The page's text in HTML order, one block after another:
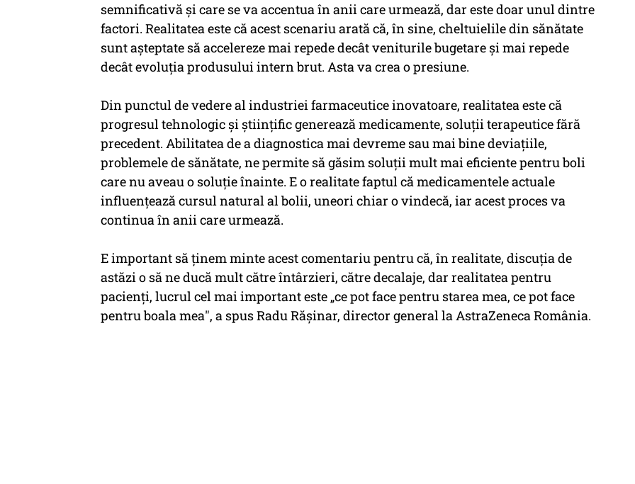
semnificativă și care se va accentua în anii care urmează, dar este doar unul dintre
factori. Realitatea este că acest scenariu arată că, în sine, cheltuielile din sănătate
sunt așteptate să accelereze mai repede decât veniturile bugetare și mai repede
decât evoluția produsului intern brut. Asta va crea o presiune.
Din punctul de vedere al industriei farmaceutice inovatoare, realitatea este că
progresul tehnologic și științific generează medicamente, soluții terapeutice fără
precedent. Abilitatea de a diagnostica mai devreme sau mai bine deviațiile,
problemele de sănătate, ne permite să găsim soluții mult mai eficiente pentru boli
care nu aveau o soluție înainte. E o realitate faptul că medicamentele actuale
influențează cursul natural al bolii, uneori chiar o vindecă, iar acest proces va
continua în anii care urmează.
E important să ținem minte acest comentariu pentru că, în realitate, discuția de
astăzi o să ne ducă mult către întârzieri, către decalaje, dar realitatea pentru
pacienți, lucrul cel mai important este „ce pot face pentru starea mea, ce pot face
pentru boala mea", a spus Radu Rășinar, director general la AstraZeneca România.